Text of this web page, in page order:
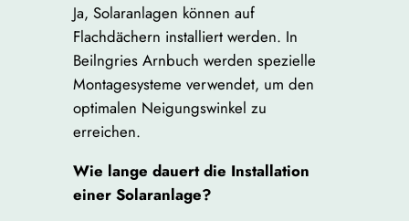
Ja, Solaranlagen können auf
Flachdächern installiert werden. In
Beilngries Arnbuch werden spezielle
Montagesysteme verwendet, um den
optimalen Neigungswinkel zu
erreichen.
Wie lange dauert die Installation
einer Solaranlage?